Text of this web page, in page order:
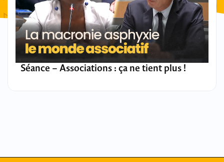
Séance – Associations : ça ne tient plus !